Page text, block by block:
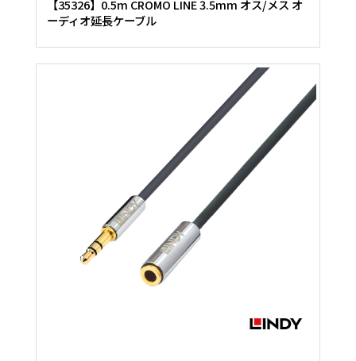
【35326】0.5m CROMO LINE 3.5mm オス/メス オ
ーディオ延長ケーブル